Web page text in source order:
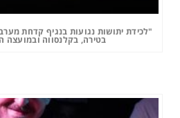
"לכידת יתושות נגועות בנגיף קדחת
בטירה, בקלנסווה ובמועצה